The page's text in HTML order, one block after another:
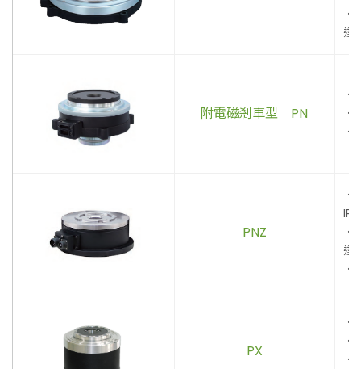
達
附電磁剎車型 PN
．
．
PNZ
達
PX